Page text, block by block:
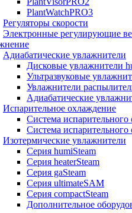
PlantWatchPRO3
Регуляторы скорости
Электронные регулирующие
Адиабатические увлажнители
Дисковые увлажнители
Ультразвуковые
Увлажнители
Адиабатические
Испарительное охлаждение
Система
Система
Изотермические увлажнители
Серия humiSteam
Серия heaterSteam
Серия gaSteam
Серия ultimateSAM
Серия compactSteam
Дополнительное